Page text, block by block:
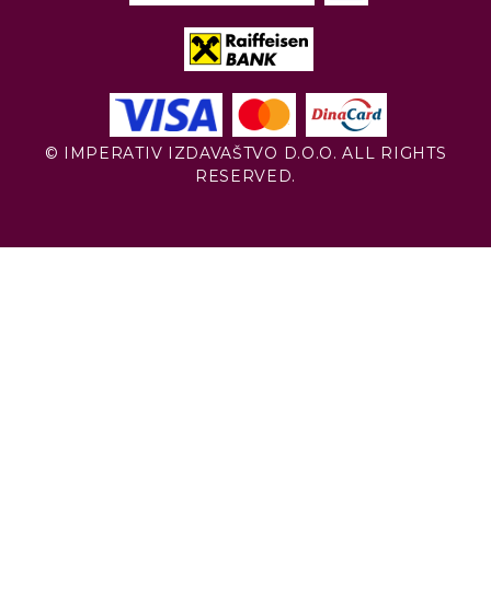
© IMPERATIV IZDAVAŠTVO D.O.O. ALL RIGHTS
RESERVED.